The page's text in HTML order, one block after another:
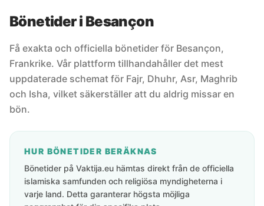
Bönetider i Besançon
Få exakta och officiella bönetider för Besançon,
Frankrike. Vår plattform tillhandahåller det mest
uppdaterade schemat för Fajr, Dhuhr, Asr, Maghrib
och Isha, vilket säkerställer att du aldrig missar en
bön.
HUR BÖNETIDER BERÄKNAS
Bönetider på Vaktija.eu hämtas direkt från de officiella
islamiska samfunden och religiösa myndigheterna i
varje land. Detta garanterar högsta möjliga